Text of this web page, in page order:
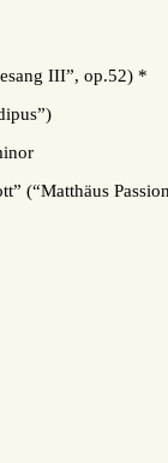
Gesang III”,
(from
Adagio in
Gott”
Strings,